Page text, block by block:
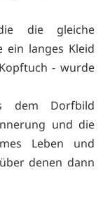
die gleiche
ein langes Kleid
- wurde
dem Dorfbild
und die
Leben und
denen dann